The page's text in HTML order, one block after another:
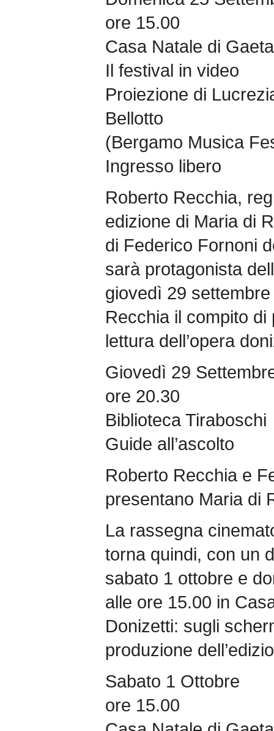
ore 15.00
Casa Natale di
Il festival in video
Proiezione di
Bellotto
(Bergamo Musica
Ingresso libero
Roberto Recchia,
edizione di Maria di
di Federico Fornoni
sarà protagonista
giovedì 29
Recchia il compito
lettura dell’opera
Giovedì 29
ore 20.30
Biblioteca Tiraboschi
Guide all’ascolto
Roberto Recchia e
presentano Maria di
La rassegna
torna quindi, con un
sabato 1 ottobre e
alle ore 15.00 in
Donizetti: sugli
produzione
Sabato 1 Ottobre
ore 15.00